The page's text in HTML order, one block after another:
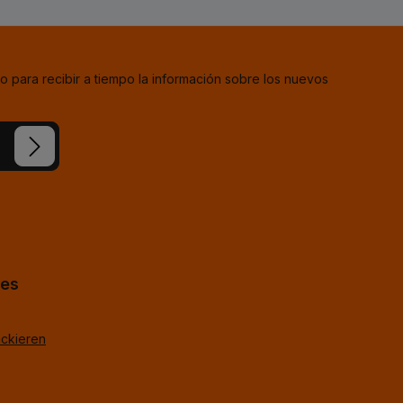
para recibir a tiempo la información sobre los nuevos